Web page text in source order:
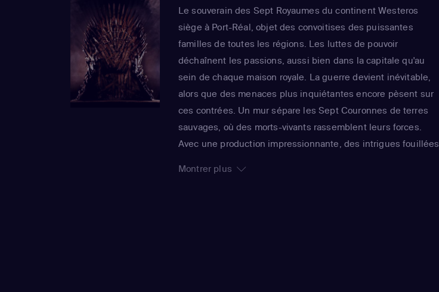
Le souverain des Sept Royaumes du continent Westeros
siège à Port-Réal, objet des convoitises des puissantes
familles de toutes les régions. Les luttes de pouvoir
déchaînent les passions, aussi bien dans la capitale qu'au
sein de chaque maison royale. La guerre devient inévitable,
alors que des menaces plus inquiétantes encore pèsent sur
ces contrées. Un mur sépare les Sept Couronnes de terres
sauvages, où des morts-vivants rassemblent leurs forces.
Avec une production impressionnante, des intrigues fouillées
rassembler un large public, bien au-delà des fans de fantasy.
Montrer plus